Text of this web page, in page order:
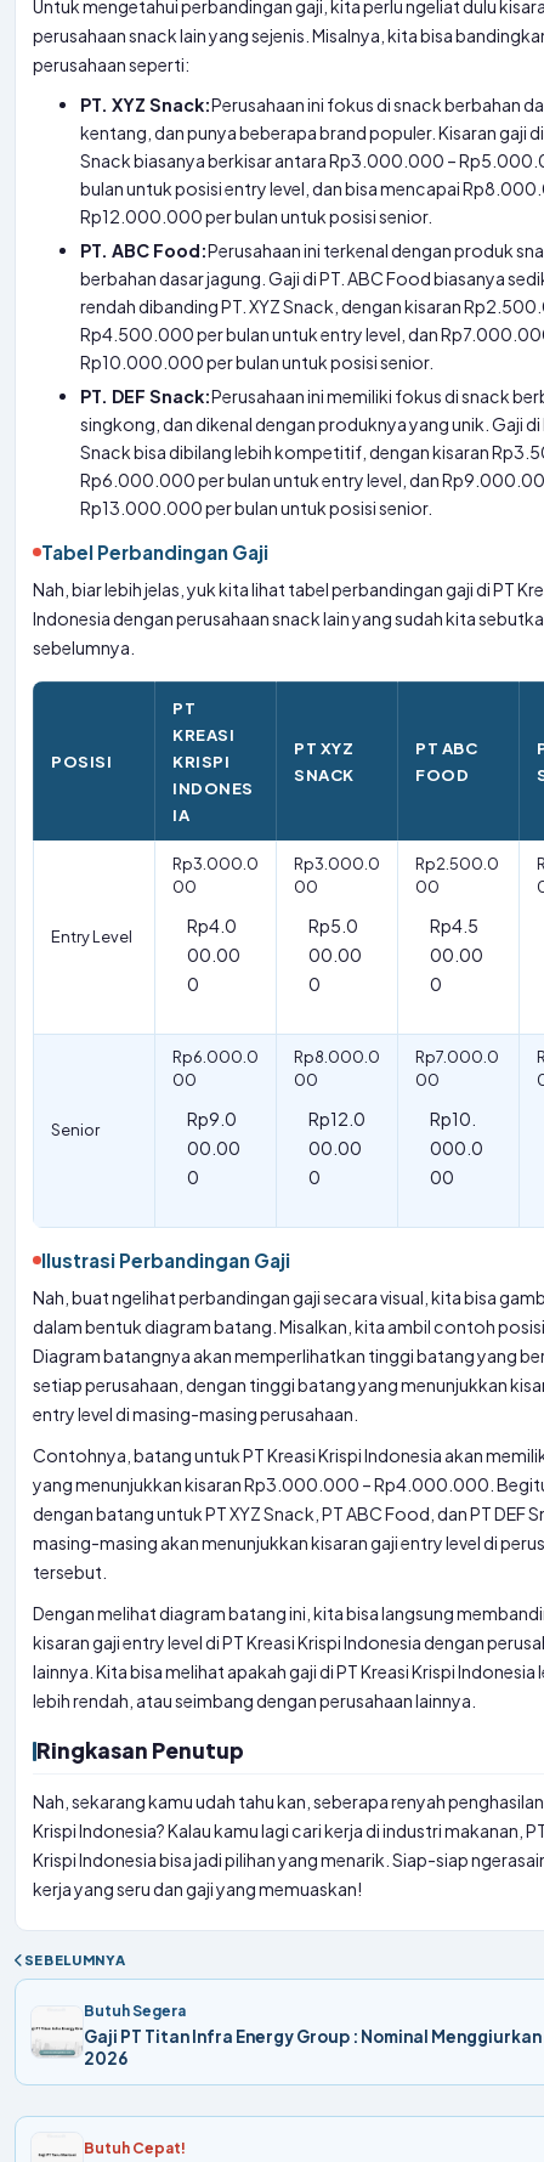
Untuk mengetahui perbandingan gaji, kita perlu ngeliat dulu
perusahaan snack lain yang sejenis. Misalnya, kita bisa
perusahaan seperti:
PT. XYZ Snack:Perusahaan ini fokus di snack berbahan
kentang, dan punya beberapa brand populer. Kisaran gaji di
Snack biasanya berkisar antara Rp3.000.000 –
bulan untuk posisi entry level, dan bisa mencapai
Rp12.000.000 per bulan untuk posisi senior.
PT. ABC Food:Perusahaan ini terkenal dengan produk
berbahan dasar jagung. Gaji di PT. ABC Food biasanya
rendah dibanding PT. XYZ Snack, dengan kisaran
Rp4.500.000 per bulan untuk entry level, dan
Rp10.000.000 per bulan untuk posisi senior.
PT. DEF Snack:Perusahaan ini memiliki fokus di snack
singkong, dan dikenal dengan produknya yang unik. Gaji di
Snack bisa dibilang lebih kompetitif, dengan kisaran
Rp6.000.000 per bulan untuk entry level, dan
Rp13.000.000 per bulan untuk posisi senior.
Tabel Perbandingan Gaji
Nah, biar lebih jelas, yuk kita lihat tabel perbandingan gaji di PT
Indonesia dengan perusahaan snack lain yang sudah kita
sebelumnya.
POSISI
PT
KREASI
KRISPI
INDONES
IA
PT XYZ
SNACK
PT ABC
FOOD
Entry Level
Rp3.000.0
00
Rp4.0
00.00
0
Rp3.000.0
00
Rp5.0
00.00
0
Rp2.500.0
00
Rp4.5
00.00
0
Senior
Rp6.000.0
00
Rp9.0
00.00
0
Rp8.000.0
00
Rp12.0
00.00
0
Rp7.000.0
00
Rp10.
000.0
00
Ilustrasi Perbandingan Gaji
Nah, buat ngelihat perbandingan gaji secara visual, kita bisa
dalam bentuk diagram batang. Misalkan, kita ambil contoh
Diagram batangnya akan memperlihatkan tinggi batang yang
setiap perusahaan, dengan tinggi batang yang menunjukkan
entry level di masing-masing perusahaan.
Contohnya, batang untuk PT Kreasi Krispi Indonesia akan
yang menunjukkan kisaran Rp3.000.000 – Rp4.000.000.
dengan batang untuk PT XYZ Snack, PT ABC Food, dan PT DEF
masing-masing akan menunjukkan kisaran gaji entry level di
tersebut.
Dengan melihat diagram batang ini, kita bisa langsung
kisaran gaji entry level di PT Kreasi Krispi Indonesia dengan
lainnya. Kita bisa melihat apakah gaji di PT Kreasi Krispi Indonesia
lebih rendah, atau seimbang dengan perusahaan lainnya.
Ringkasan Penutup
Nah, sekarang kamu udah tahu kan, seberapa renyah
Krispi Indonesia? Kalau kamu lagi cari kerja di industri makanan,
Krispi Indonesia bisa jadi pilihan yang menarik. Siap-siap
kerja yang seru dan gaji yang memuaskan!
SEBELUMNYA
Butuh Segera
Gaji PT Titan Infra Energy Group : Nominal
2026
Butuh Cepat!